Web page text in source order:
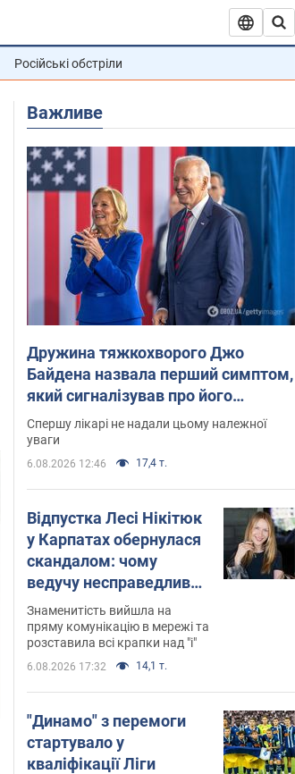
Російські обстріли
Важливе
Дружина тяжкохворого Джо
Байдена назвала перший симптом,
який сигналізував про його
"агресивний" рак
Спершу лікарі не надали цьому належної
уваги
6.08.2026 12:46 17,4 т.
Відпустка Лесі Нікітюк
у Карпатах обернулася
скандалом: чому
ведучу несправедливо
захейтили
Знаменитість вийшла на
пряму комунікацію в мережі та
розставила всі крапки над "і"
6.08.2026 17:32 14,1 т.
"Динамо" з перемоги
стартувало у
кваліфікації Ліги